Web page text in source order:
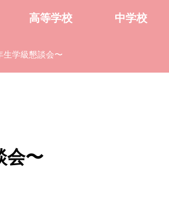
高等学校 中学校
生学級懇談会〜
会〜